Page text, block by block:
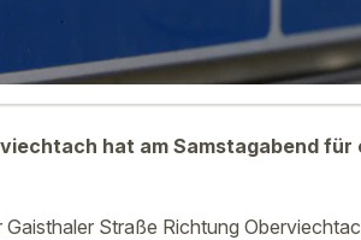
hat am Samstagabend für
Straße Richtung